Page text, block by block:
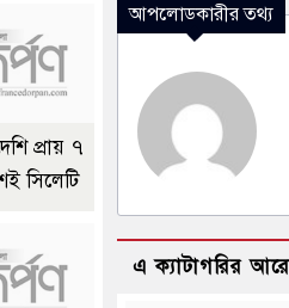
আপলোডকারীর তথ্য
এ ক্যাটাগরির
প্রায় ৭
সিলেটি